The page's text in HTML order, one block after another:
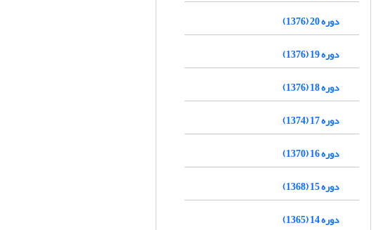
دوره 20 (1376)
دوره 19 (1376)
دوره 18 (1376)
دوره 17 (1374)
دوره 16 (1370)
دوره 15 (1368)
دوره 14 (1365)